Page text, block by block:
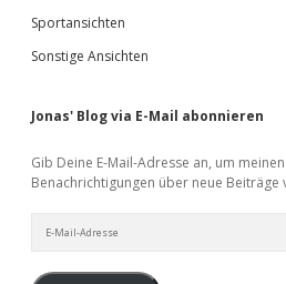
Sportansichten
Sonstige Ansichten
Jonas' Blog via E-Mail abonnieren
Gib Deine E-Mail-Adresse an, um
Benachrichtigungen über neue Beiträge
Mail-